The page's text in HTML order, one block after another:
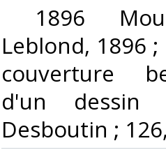
1896
Leblond, 1896
couverture
d'un dessin
Desboutin ;